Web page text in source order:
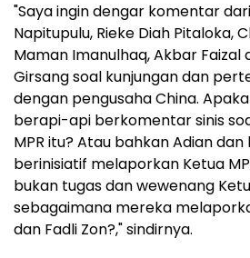
"Saya ingin dengar komentar
Napitupulu, Rieke Diah Pitaloka,
Maman Imanulhaq, Akbar Faizal
Girsang soal kunjungan dan
dengan pengusaha China.
berapi-api berkomentar sinis
MPR itu? Atau bahkan Adian
berinisiatif melaporkan Ketua
bukan tugas dan wewenang
sebagaimana mereka
dan Fadli Zon?," sindirnya.